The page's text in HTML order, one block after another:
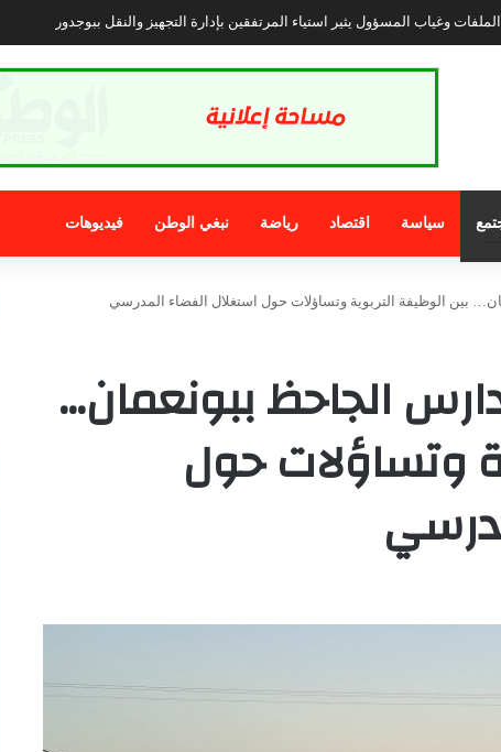
مغربي هز المنصات الاجتماعية بتوسله لضابط إسباني لكي لا يعيده للمغرب .
سياسة اقتصاد رياضة نبغي الوطن فيديوهات
بين الوظيفة التربوية وتساؤلات حول استغلال الفضاء المدرسي
الجاحظ ببونعمان…
وتساؤلات حول